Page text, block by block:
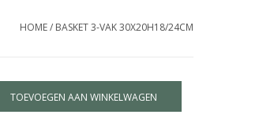
HOME/ BASKET 3-VAK 30X20H18/24CM
TOEVOEGEN AAN WINKELWAGEN